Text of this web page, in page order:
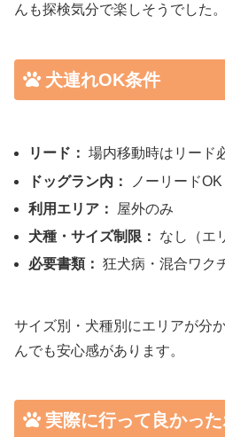
んも探検気分で楽しそうでした。
犬連れOK条件
リード： 場内移動時はリード
ドッグラン内：
ノーリードOK
利用エリア：
屋外のみ
犬種・サイズ制限：
なし（エ
必要書類： 狂犬病・混合ワク
サイズ別・犬種別にエリアが分
んでも安心感があります。
実際に行って良かった